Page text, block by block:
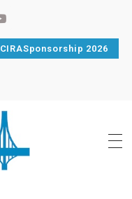
CIRASponsorship 2026